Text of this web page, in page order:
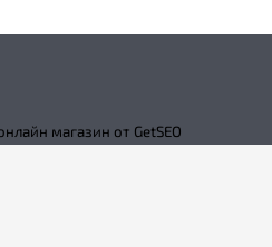
магазин от GetSEO